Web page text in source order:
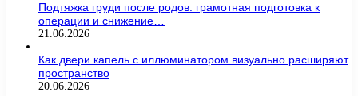
Подтяжка груди после родов: грамотная подготовка к
операции и снижение…
21.06.2026
Как двери капель с иллюминатором визуально расширяют
пространство
20.06.2026